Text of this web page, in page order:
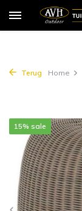
Terug Home
15% sale